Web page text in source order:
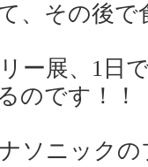
、その後で
ー展、1日
のです！！
ソニックの